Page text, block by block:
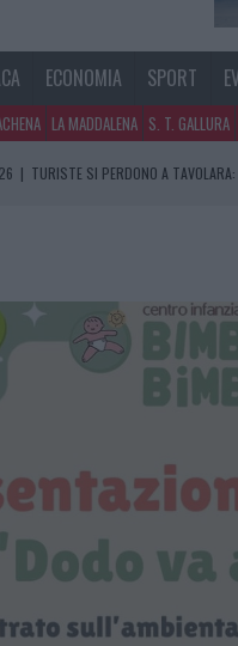
ECONOMIA SPORT
LA MADDALENA S. T. GALLURA
| METEO OLBIA 6 AGOSTO, MIGLIORA
PERDONO A TAVOLARA: SALVATE DAI